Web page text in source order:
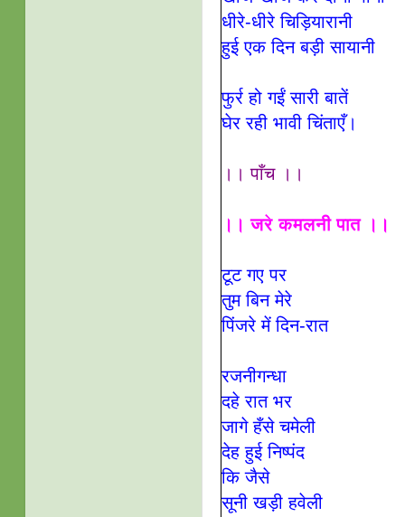
धीरे-धीरे चिड़ियारानी
हुई एक दिन बड़ी सायानी
फुर्र हो गईं सारी बातें
घेर रही भावी चिंताएँ।
।। पाँच ।।
।। जरे कमलनी पात ।।
टूट गए पर
तुम बिन मेरे
पिंजरे में दिन-रात
रजनीगन्धा
दहे रात भर
जागे हँसे चमेली
देह हुई निष्पंद
कि जैसे
सूनी खड़ी हवेली